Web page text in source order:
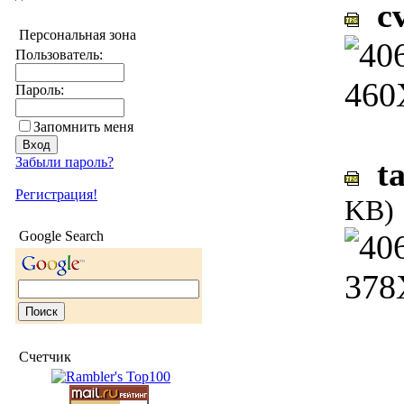
Персональная зона
Пользователь:
Пароль:
Запомнить меня
Забыли пароль?
Регистрация!
Google Search
Счетчик
KB)